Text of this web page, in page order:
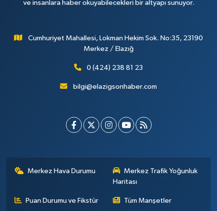
ve insanlara haber okuyabilecekleri bir altyapı sunuyor.
Cumhuriyet Mahallesi, Lokman Hekim Sok. No:35, 23190
Merkez / Elazığ
0 (424) 238 81 23
bilgi@elazigsonhaber.com
Merkez Hava Durumu
Merkez Trafik Yoğunluk
Haritası
Puan Durumu ve Fikstür Tüm Manşetler